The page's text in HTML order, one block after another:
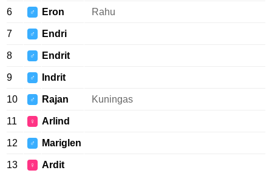
6 ♂ Eron Rahu
7 ♂ Endri
8 ♂ Endrit
9 ♂ Indrit
10 ♂ Rajan Kuningas
11 ♀ Arlind
12 ♂ Mariglen
13 ♀ Ardit